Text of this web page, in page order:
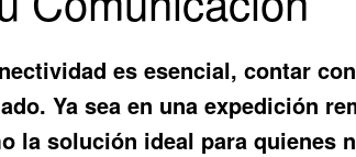
es esencial, contar
Ya sea en una expedición
la solución ideal para